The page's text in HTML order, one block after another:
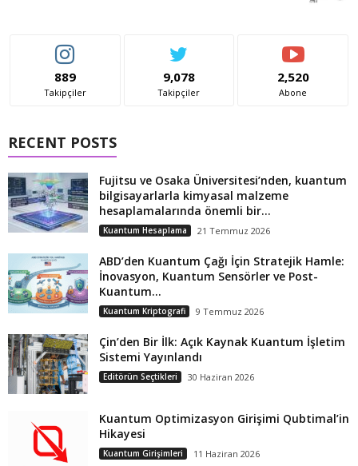
889
Takipçiler
9,078
Takipçiler
2,520
Abone
RECENT POSTS
Fujitsu ve Osaka Üniversitesi’nden, kuantum
bilgisayarlarla kimyasal malzeme
hesaplamalarında önemli bir...
Kuantum Hesaplama 21 Temmuz 2026
ABD’den Kuantum Çağı İçin Stratejik Hamle:
İnovasyon, Kuantum Sensörler ve Post-
Kuantum...
Kuantum Kriptografi 9 Temmuz 2026
Çin’den Bir İlk: Açık Kaynak Kuantum İşletim
Sistemi Yayınlandı
Editörün Seçtikleri 30 Haziran 2026
Kuantum Optimizasyon Girişimi Qubtimal’in
Hikayesi
Kuantum Girişimleri 11 Haziran 2026